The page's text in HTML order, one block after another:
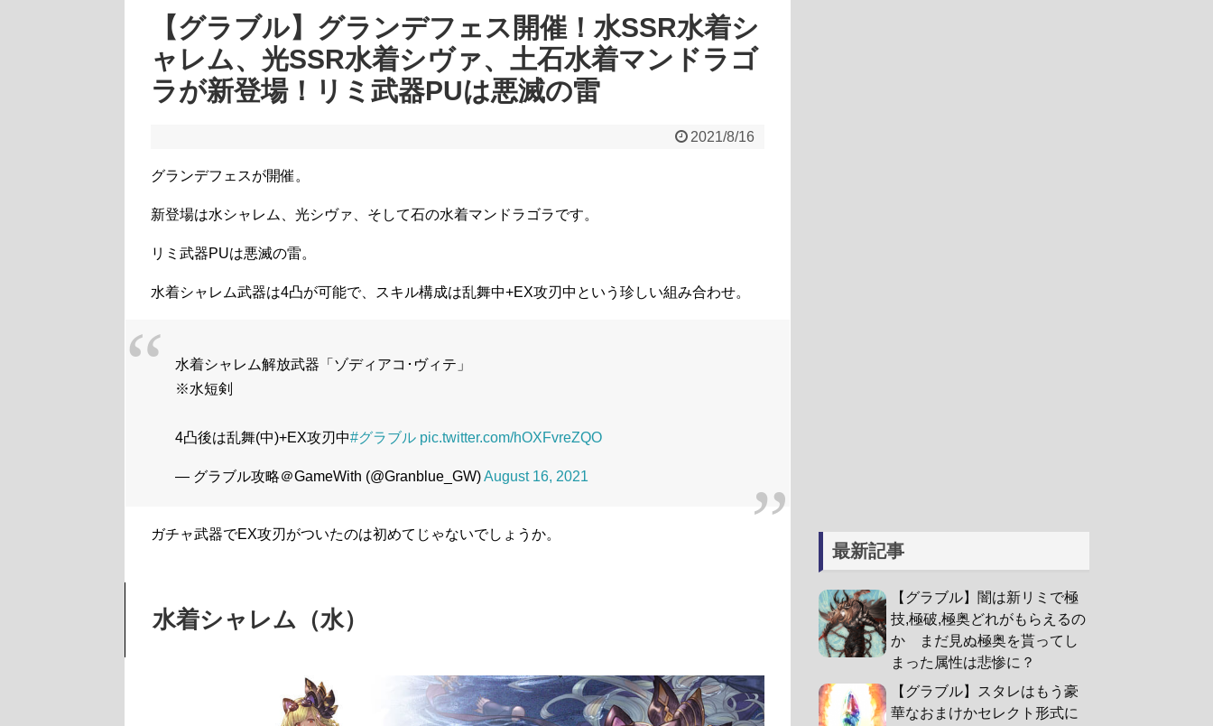
【グラブル】グランデフェス開催！水SSR水着シ
ャレム、光SSR水着シヴァ、土石水着マンドラゴ
ラが新登場！リミ武器PUは悪滅の雷
2021/8/16
グランデフェスが開催。
新登場は水シャレム、光シヴァ、そして石の水着マンドラゴラです。
リミ武器PUは悪滅の雷。
水着シャレム武器は4凸が可能で、スキル構成は乱舞中+EX攻刃中という珍しい組み合わせ。
水着シャレム解放武器「ゾディアコ･ヴィテ」
※水短剣
4凸後は乱舞(中)+EX攻刃中#グラブル pic.twitter.com/hOXFvreZQO
— グラブル攻略＠GameWith (@Granblue_GW)August 16, 2021
ガチャ武器でEX攻刃がついたのは初めてじゃないでしょうか。
水着シャレム（水）
最新記事
【グラブル】闇は新リミで極
技,極破,極奥どれがもらえるの
か まだ見ぬ極奥を貰ってし
まった属性は悲惨に？
【グラブル】スタレはもう豪
華なおまけかセレクト形式に